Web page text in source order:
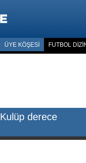
ÜYE KÖŞESI FUTBOL
Kulüp derece